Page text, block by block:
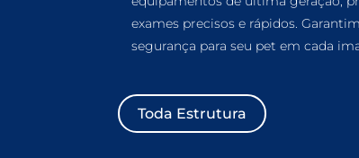
exames precisos e rápidos.
segurança para seu pet em cada
Toda Estrutura